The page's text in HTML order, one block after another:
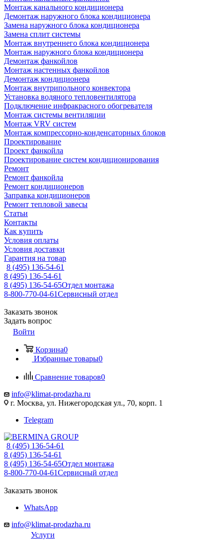
Монтаж канального кондиционера
Демонтаж наружного блока кондиционера
Замена наружного блока кондиционера
Замена сплит системы
Монтаж внутреннего блока кондиционера
Монтаж наружного блока кондиционера
Демонтаж фанкойлов
Монтаж настенных фанкойлов
Демонтаж кондиционера
Монтаж внутрипольного конвектора
Установка водяного тепловентилятора
Подключение инфракрасного обогревателя
Монтаж системы вентиляции
Монтаж VRV систем
Монтаж компрессорно-конденсаторных блоков
Проектирование
Проект фанкойла
Проектирование систем кондиционирования
Ремонт
Ремонт фанкойла
Ремонт кондиционеров
Заправка кондиционеров
Ремонт тепловой завесы
Статьи
Контакты
Как купить
Условия оплаты
Условия доставки
Гарантия на товар
8 (495) 136-54-61
8 (495) 136-54-61
8 (495) 136-54-65Отдел монтажа
8-800-770-04-61Сервисный отдел
Заказать звонок
Задать вопрос
Войти
Корзина0
Избранные товары0
Сравнение товаров0
info@klimat-prodazha.ru
г. Москва, ул. Нижегородская ул., 70, корп. 1
Telegram
8 (495) 136-54-61
8 (495) 136-54-61
8 (495) 136-54-65Отдел монтажа
8-800-770-04-61Сервисный отдел
Заказать звонок
WhatsApp
info@klimat-prodazha.ru
Услуги